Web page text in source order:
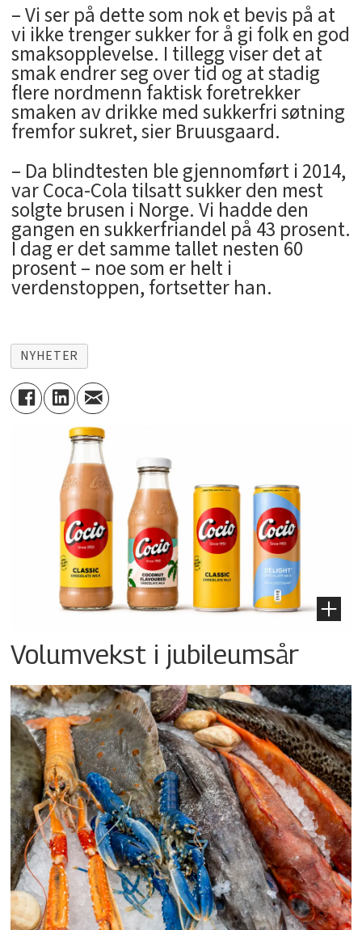
– Vi ser på dette som nok et bevis på at
vi ikke trenger sukker for å gi folk en god
smaksopplevelse. I tillegg viser det at
smak endrer seg over tid og at stadig
flere nordmenn faktisk foretrekker
smaken av drikke med sukkerfri søtning
fremfor sukret, sier Bruusgaard.
– Da blindtesten ble gjennomført i 2014,
var Coca-Cola tilsatt sukker den mest
solgte brusen i Norge. Vi hadde den
gangen en sukkerfriandel på 43 prosent.
I dag er det samme tallet nesten 60
prosent – noe som er helt i
verdenstoppen, fortsetter han.
NYHETER
Volumvekst i jubileumsår